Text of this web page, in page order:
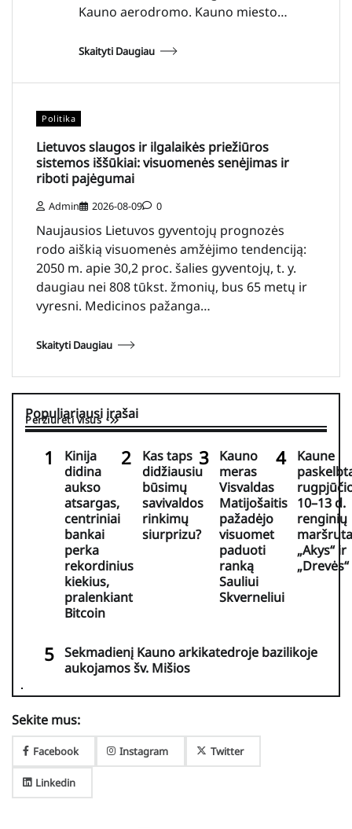
Kauno aerodromo. Kauno miesto…
Skaityti Daugiau
Politika
Lietuvos slaugos ir ilgalaikės priežiūros
sistemos iššūkiai: visuomenės senėjimas ir
riboti pajėgumai
Admin 2026-08-09 0
Naujausios Lietuvos gyventojų prognozės
rodo aiškią visuomenės amžėjimo tendenciją:
2050 m. apie 30,2 proc. šalies gyventojų, t. y.
daugiau nei 808 tūkst. žmonių, bus 65 metų ir
vyresni. Medicinos pažanga…
Skaityti Daugiau
Populiariausi įrašai
Peržiūrėti visus
Kinija
didina
aukso
atsargas,
centriniai
bankai
perka
rekordinius
kiekius,
pralenkiant
Bitcoin
Kas taps
didžiausiu
būsimų
savivaldos
rinkimų
siurprizu?
Kauno
meras
Visvaldas
Matijošaitis
pažadėjo
visuomet
paduoti
ranką
Sauliui
Skverneliui
Kaune
10–13 d.
renginių
„Akys“ ir
„Drevės“
Sekmadienį Kauno arkikatedroje bazilikoje
aukojamos šv. Mišios
Sekite mus:
Facebook Instagram Twitter
Linkedin